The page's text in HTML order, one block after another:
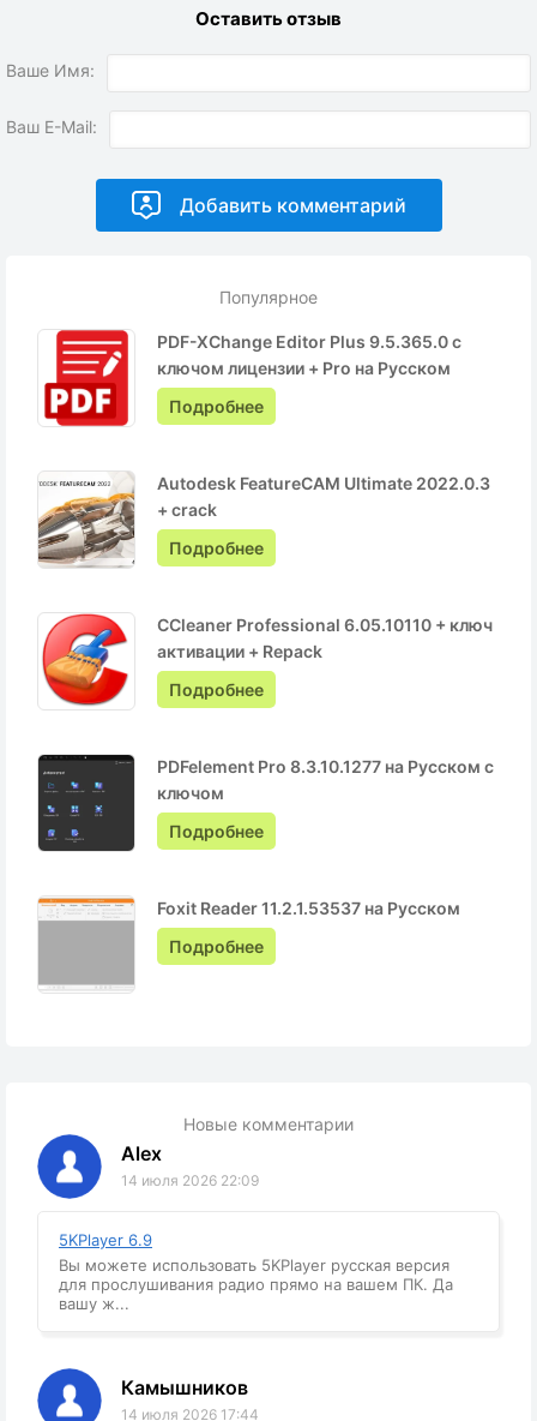
Популярное
PDF-XChange Editor Plus 9.5.365.0 с
ключом лицензии + Pro на Русском
Подробнее
Autodesk FeatureCAM Ultimate 2022.0.3
+ crack
Подробнее
CCleaner Professional 6.05.10110 + ключ
активации + Repack
Подробнее
PDFelement Pro 8.3.10.1277 на Русском с
ключом
Подробнее
Foxit Reader 11.2.1.53537 на Русском
Подробнее
Новые комментарии
Alex
14 июля 2026 22:09
5KPlayer 6.9
Вы можете использовать 5KPlayer русская версия
для прослушивания радио прямо на вашем ПК. Да
вашу ж...
Камышников
14 июля 2026 17:44
Оставить отзыв
Ваше Имя:
Ваш E-Mail: